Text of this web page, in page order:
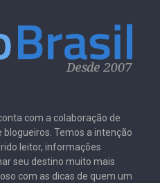
com a colaboração de
Temos a intenção
leitor, informações
seu destino muito mais
com as dicas de quem um